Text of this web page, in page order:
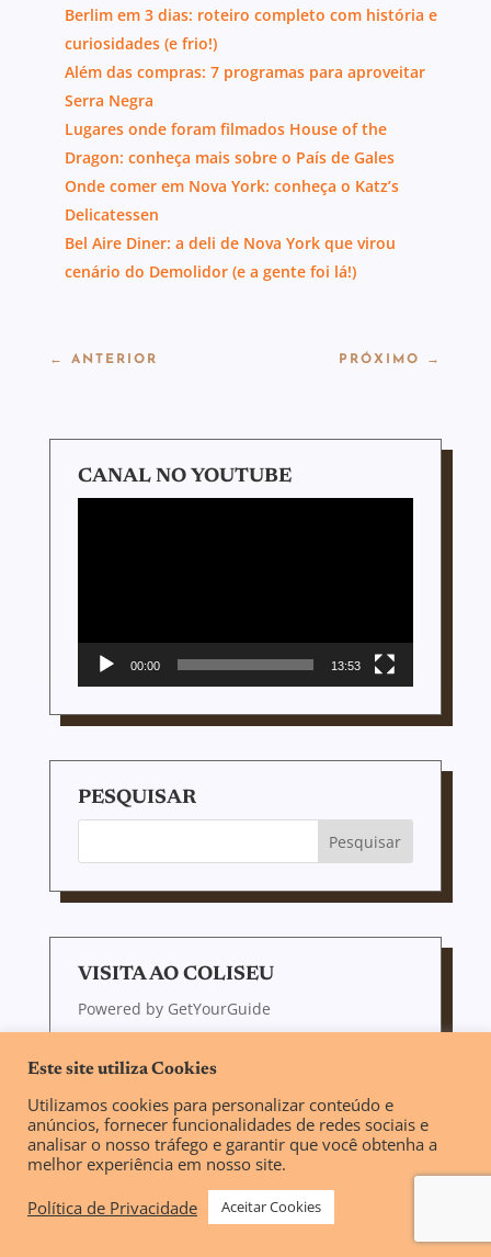
Berlim em 3 dias: roteiro completo com história e
curiosidades (e frio!)
Além das compras: 7 programas para aproveitar
Serra Negra
Lugares onde foram filmados House of the
Dragon: conheça mais sobre o País de Gales
Onde comer em Nova York: conheça o Katz’s
Delicatessen
Bel Aire Diner: a deli de Nova York que virou
cenário do Demolidor (e a gente foi lá!)
← ANTERIOR PRÓXIMO →
CANAL NO YOUTUBE
00:00 13:53
PESQUISAR
VISITA AO COLISEU
Powered by GetYourGuide
SOBRE NÓS
O Voyajando surgiu do sonho de criar um
espaço para trocar dicas de passeios,
restaurantes, hotéis e tudo o mais que
Este site utiliza Cookies
Utilizamos cookies para personalizar conteúdo e
anúncios, fornecer funcionalidades de redes sociais e
analisar o nosso tráfego e garantir que você obtenha a
melhor experiência em nosso site.
Política de Privacidade
Aceitar Cookies